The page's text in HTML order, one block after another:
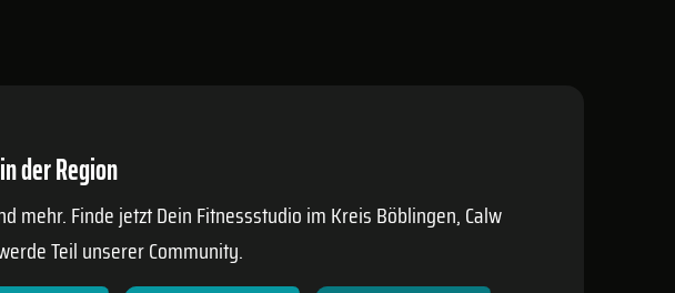
der Region
mehr. Finde jetzt Dein Fitnessstudio im KreisBöblingen,Calw
Teil unserer Community.